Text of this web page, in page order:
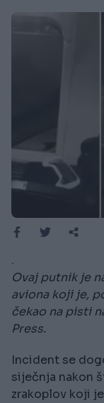
.
Ovaj putnik je
aviona koji je,
čekao na pisti
Press.
Incident se
siječnja nakon
zrakoplov koji